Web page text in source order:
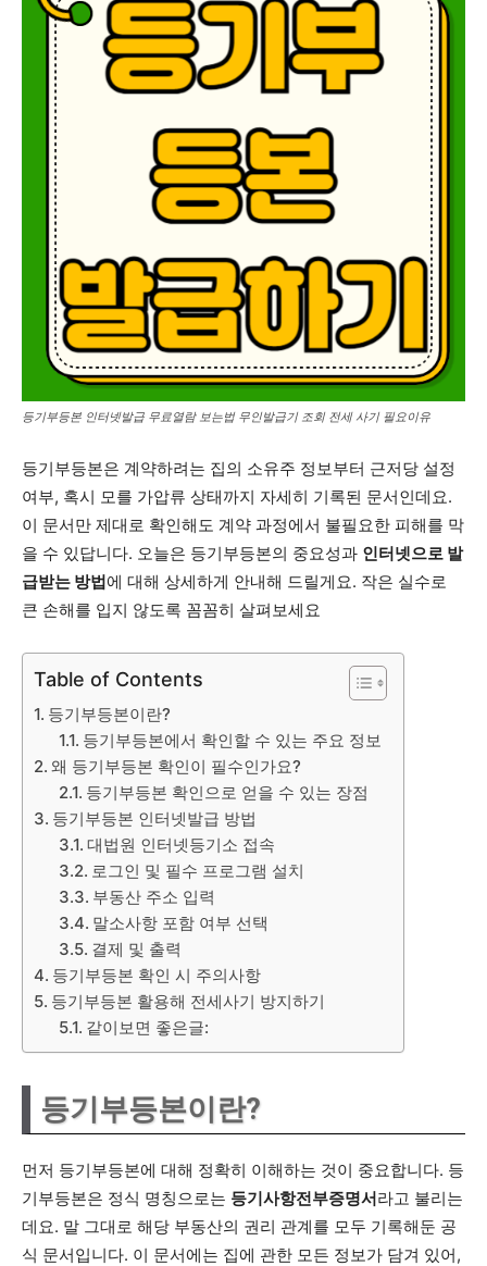
등기부등본 인터넷발급 무료열람 보는법 무인발급기 조회 전세 사기 필요이유
등기부등본은 계약하려는 집의 소유주 정보부터 근저당 설정
여부, 혹시 모를 가압류 상태까지 자세히 기록된 문서인데요.
이 문서만 제대로 확인해도 계약 과정에서 불필요한 피해를 막
을 수 있답니다. 오늘은 등기부등본의 중요성과 인터넷으로 발
급받는 방법에 대해 상세하게 안내해 드릴게요. 작은 실수로
큰 손해를 입지 않도록 꼼꼼히 살펴보세요
Table of Contents
등기부등본이란?
등기부등본에서 확인할 수 있는 주요 정보
왜 등기부등본 확인이 필수인가요?
등기부등본 확인으로 얻을 수 있는 장점
등기부등본 인터넷발급 방법
대법원 인터넷등기소 접속
로그인 및 필수 프로그램 설치
부동산 주소 입력
말소사항 포함 여부 선택
결제 및 출력
등기부등본 확인 시 주의사항
등기부등본 활용해 전세사기 방지하기
같이보면 좋은글:
등기부등본이란?
먼저 등기부등본에 대해 정확히 이해하는 것이 중요합니다. 등
기부등본은 정식 명칭으로는 등기사항전부증명서라고 불리는
데요. 말 그대로 해당 부동산의 권리 관계를 모두 기록해둔 공
식 문서입니다. 이 문서에는 집에 관한 모든 정보가 담겨 있어,